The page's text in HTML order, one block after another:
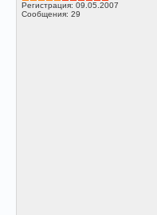
Регистрация: 09.05.2007
Сообщения: 29